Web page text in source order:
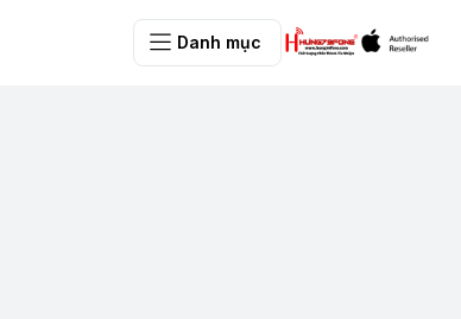
Danh mục